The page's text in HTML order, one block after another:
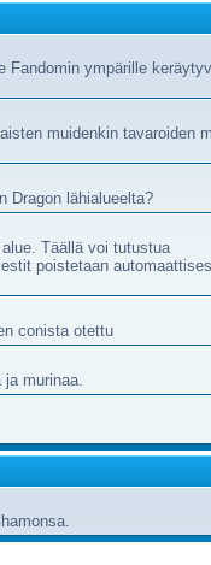
Fandomin ympärille
muidenkin tavaroiden
Dragon lähialueelta?
Täällä voi tutustua
poistetaan
conista otettu
ja murinaa.